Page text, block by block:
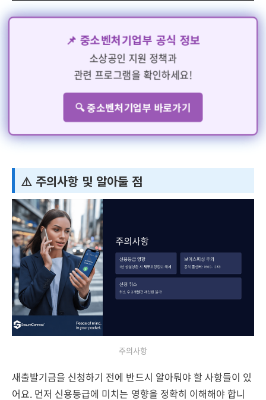
📌 중소벤처기업부 공식 정보
소상공인 지원 정책과
관련 프로그램을 확인하세요!
🔍 중소벤처기업부 바로가기
⚠️ 주의사항 및 알아둘 점
주의사항
새출발기금을 신청하기 전에 반드시 알아둬야 할 사항들이 있
어요. 먼저 신용등급에 미치는 영향을 정확히 이해해야 합니